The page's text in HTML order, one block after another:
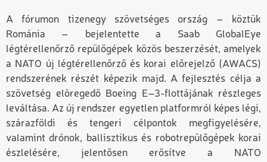
Afórumon tizenegyszövetséges ország – köztük
Románia – bejelentette a Saab GlobalEye
légtérellenőrző repülőgépek közös beszerzését, amelyek
a NATO új légtérellenőrző és korai előrejelző (AWACS)
rendszerének részét képezik majd. A fejlesztés célja a
szövetség elöregedő Boeing E–3-flottájának részleges
leváltása. Az új rendszer egyetlen platformról képes légi,
szárazföldi és tengeri célpontok megfigyelésére,
valamint drónok, ballisztikus és robotrepülőgépek korai
észlelésére, jelentősen erősítve a NATO